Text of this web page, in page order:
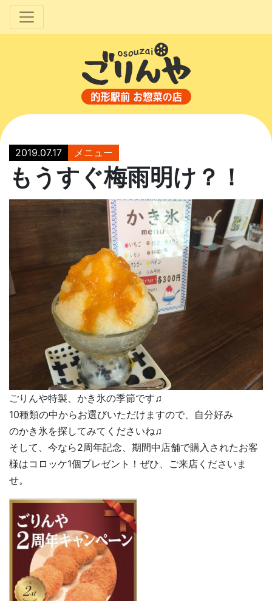
2019.07.17 メニュー
もうすぐ梅雨明け？！
ごりんや特製、かき氷の季節です♫
10種類の中からお選びいただけますので、自分好み
のかき氷を探してみてくださいね♫
そして、今なら2周年記念、期間中店舗で購入されたお客
様はコロッケ1個プレゼント！ぜひ、ご来店くださいま
せ。